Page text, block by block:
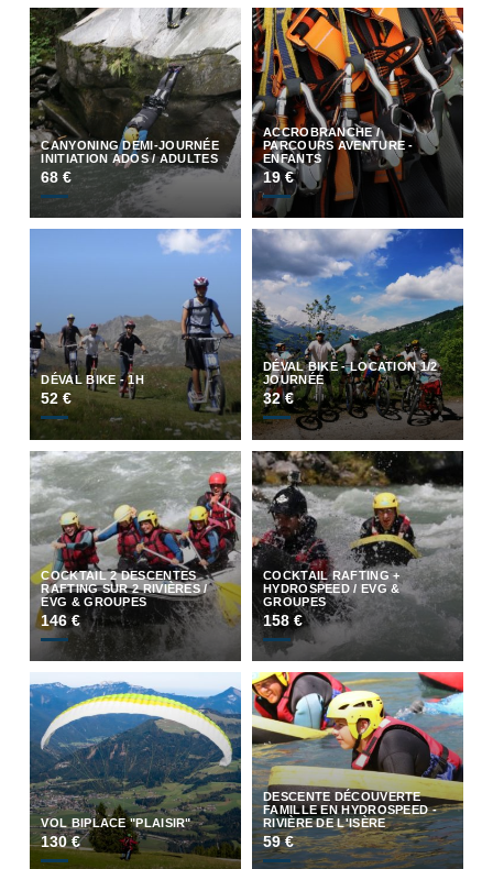
CANYONING DEMI-JOURNÉE
INITIATION ADOS / ADULTES
68 €
ACCROBRANCHE /
PARCOURS AVENTURE -
ENFANTS
19 €
DÉVAL BIKE - 1H
52 €
DÉVAL BIKE - LOCATION 1/2
JOURNÉE
32 €
COCKTAIL 2 DESCENTES
RAFTING SUR 2 RIVIÈRES /
EVG & GROUPES
146 €
COCKTAIL RAFTING +
HYDROSPEED / EVG &
GROUPES
158 €
VOL BIPLACE "PLAISIR"
130 €
DESCENTE DÉCOUVERTE
FAMILLE EN HYDROSPEED -
RIVIÈRE DE L'ISÈRE
59 €